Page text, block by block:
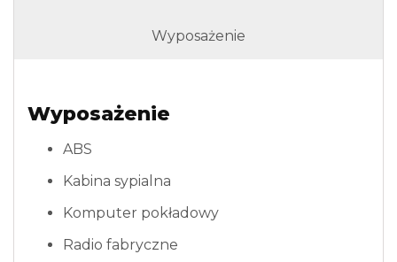
Wyposażenie
Wyposażenie
ABS
Kabina sypialna
Komputer pokładowy
Radio fabryczne